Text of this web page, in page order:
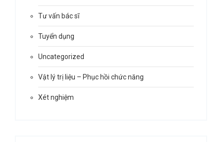
Tư vấn bác sĩ
Tuyển dụng
Uncategorized
Vật lý trị liệu – Phục hồi chức năng
Xét nghiệm